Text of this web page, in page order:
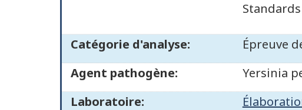
Catégorie d'analyse:
Épreuve
Agent pathogène:
Yersinia
Laboratoire: